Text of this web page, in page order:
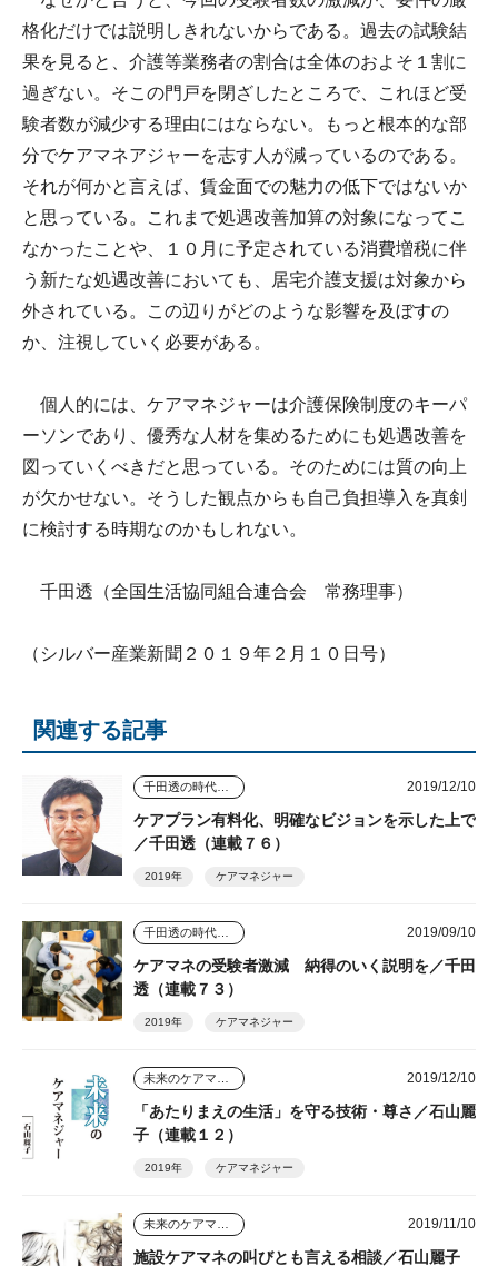
格化だけでは説明しきれないからである。過去の試験結
果を見ると、介護等業務者の割合は全体のおよそ１割に
過ぎない。そこの門戸を閉ざしたところで、これほど受
験者数が減少する理由にはならない。もっと根本的な部
分でケアマネアジャーを志す人が減っているのである。
それが何かと言えば、賃金面での魅力の低下ではないか
と思っている。これまで処遇改善加算の対象になってこ
なかったことや、１０月に予定されている消費増税に伴
う新たな処遇改善においても、居宅介護支援は対象から
外されている。この辺りがどのような影響を及ぼすの
か、注視していく必要がある。
個人的には、ケアマネジャーは介護保険制度のキーパ
ーソンであり、優秀な人材を集めるためにも処遇改善を
図っていくべきだと思っている。そのためには質の向上
が欠かせない。そうした観点からも自己負担導入を真剣
に検討する時期なのかもしれない。
千田透（全国生活協同組合連合会 常務理事）
（シルバー産業新聞２０１９年２月１０日号）
関連する記事
2019/12/10
ケアプラン有料化、明確なビジョンを示した上で
／千田透（連載７６）
2019年 ケアマネジャー
2019/09/10
ケアマネの受験者激減 納得のいく説明を／千田
透（連載７３）
2019年 ケアマネジャー
2019/12/10
「あたりまえの生活」を守る技術・尊さ／石山麗
子（連載１２）
2019年 ケアマネジャー
2019/11/10
施設ケアマネの叫びとも言える相談／石山麗子